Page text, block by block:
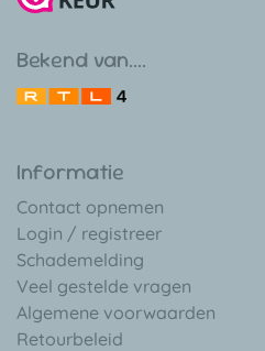
Bekend van....
Informatie
Contact opnemen
Login / registreer
Schademelding
Veel gestelde vragen
Algemene voorwaarden
Retourbeleid